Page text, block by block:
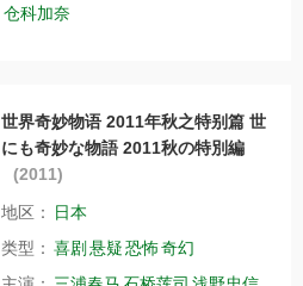
仓科加奈
世界奇妙物语 2011年秋之特别篇 世
にも奇妙な物語 2011秋の特別編
(2011)
地区：
日本
类型： 喜剧 悬疑恐怖奇幻